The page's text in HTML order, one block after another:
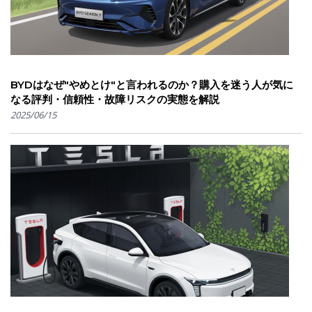
BYDはなぜ"やめとけ"と言われるのか？購入を迷う人が気に
なる評判・信頼性・故障リスクの実態を解説
2025/06/15